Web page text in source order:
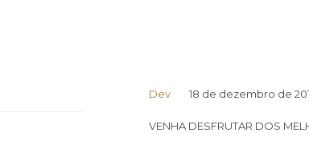
Dev 18 de dezembro de
VENHA DESFRUTAR DOS